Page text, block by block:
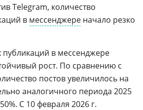
Telegram, количество
в мессенджере начало резко
в мессенджере
рост. По сравнению с
постов увеличилось на
аналогичного периода 2025
С 10 февраля 2026 г.